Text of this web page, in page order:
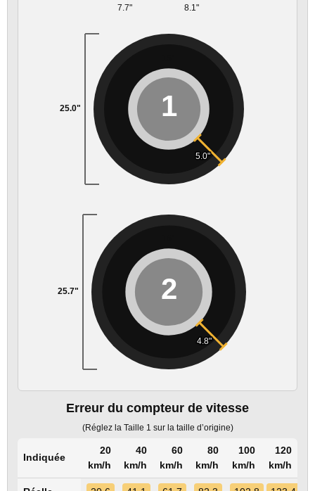
7.7" 8.1"
1
25.0"
5.0"
2
25.7"
4.8"
Erreur du compteur de vitesse
(Réglez la Taille 1 sur la taille d’origine)
Indiquée
20
km/h
40
km/h
60
km/h
80
km/h
100
km/h
120
km/h